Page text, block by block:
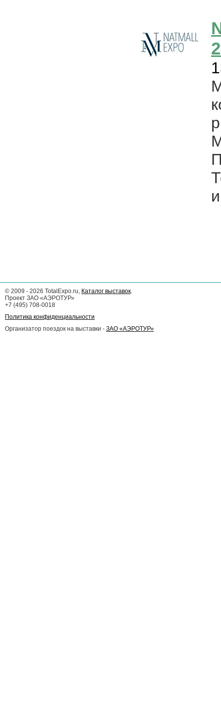
© 2009 - 2026 TotalExpo.ru, Каталог выставок.
Проект ЗАО «АЭРОТУР»
+7 (495) 708-0018
Политика конфиденциальности
Организатор поездок на выставки - ЗАО «АЭРОТУР»